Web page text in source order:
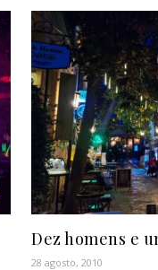
Dez homens e
28 agosto, 2010